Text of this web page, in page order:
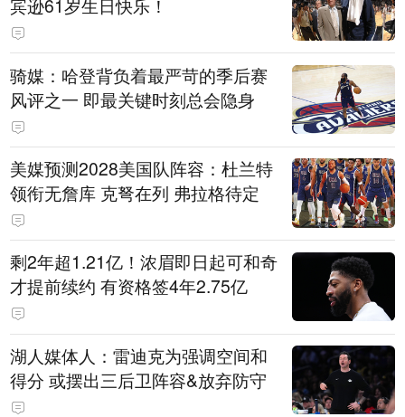
宾逊61岁生日快乐！
骑媒：哈登背负着最严苛的季后赛
风评之一 即最关键时刻总会隐身
美媒预测2028美国队阵容：杜兰特
领衔无詹库 克弩在列 弗拉格待定
剩2年超1.21亿！浓眉即日起可和奇
才提前续约 有资格签4年2.75亿
湖人媒体人：雷迪克为强调空间和
得分 或摆出三后卫阵容&放弃防守